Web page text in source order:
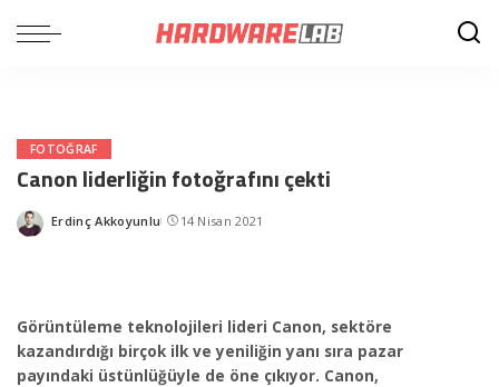
FOTOĞRAF
Canon liderliğin fotoğrafını çekti
Posted
Erdinç Akkoyunlu 14 Nisan 2021
Görüntüleme teknolojileri lideri Canon, sektöre
kazandırdığı birçok ilk ve yeniliğin yanı sıra pazar
payındaki üstünlüğüyle de öne çıkıyor. Canon,